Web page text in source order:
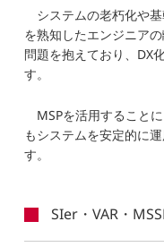
システムの老朽化や
を熟知したエンジニア
問題を抱えており、DX
す。
MSPを活用すること
もシステムを安定的に
す。
SIer・VAR・